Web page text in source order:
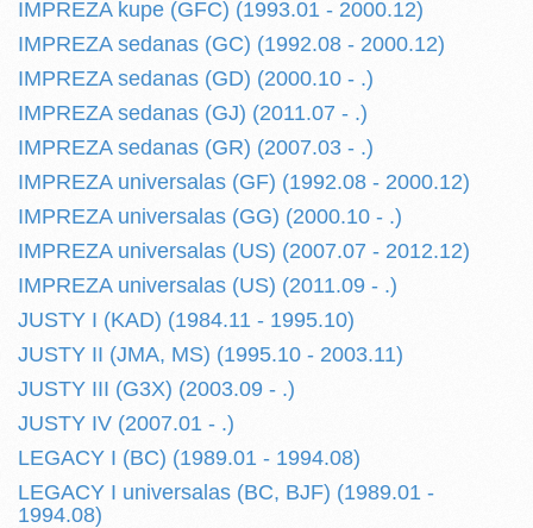
IMPREZA kupe (GFC) (1993.01 - 2000.12)
IMPREZA sedanas (GC) (1992.08 - 2000.12)
IMPREZA sedanas (GD) (2000.10 - .)
IMPREZA sedanas (GJ) (2011.07 - .)
IMPREZA sedanas (GR) (2007.03 - .)
IMPREZA universalas (GF) (1992.08 - 2000.12)
IMPREZA universalas (GG) (2000.10 - .)
IMPREZA universalas (US) (2007.07 - 2012.12)
IMPREZA universalas (US) (2011.09 - .)
JUSTY I (KAD) (1984.11 - 1995.10)
JUSTY II (JMA, MS) (1995.10 - 2003.11)
JUSTY III (G3X) (2003.09 - .)
JUSTY IV (2007.01 - .)
LEGACY I (BC) (1989.01 - 1994.08)
LEGACY I universalas (BC, BJF) (1989.01 -
1994.08)